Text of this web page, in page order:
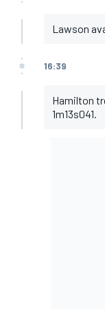
Lawson
16:39
Hamilton
1m13s041.